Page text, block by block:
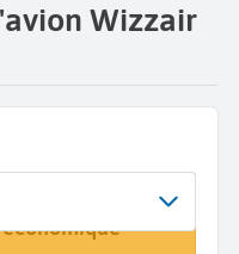
Wizzair
(LYS)